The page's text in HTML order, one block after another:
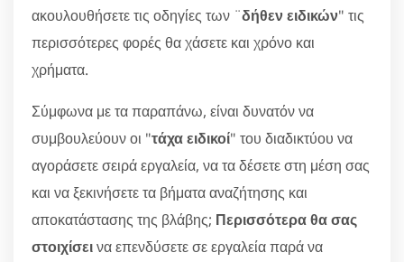
ακουλουθήσετε τις οδηγίες των ¨δήθεν ειδικών" τις
περισσότερες φορές θα χάσετε και χρόνο και
χρήματα.
Σύμφωνα με τα παραπάνω, είναι δυνατόν να
συμβουλεύουν οι "τάχα ειδικοί" του διαδικτύου να
αγοράσετε σειρά εργαλεία, να τα δέσετε στη μέση σας
και να ξεκινήσετε τα βήματα αναζήτησης και
αποκατάστασης της βλάβης; Περισσότερα θα σας
στοιχίσεινα επενδύσετε σε εργαλεία παρά να